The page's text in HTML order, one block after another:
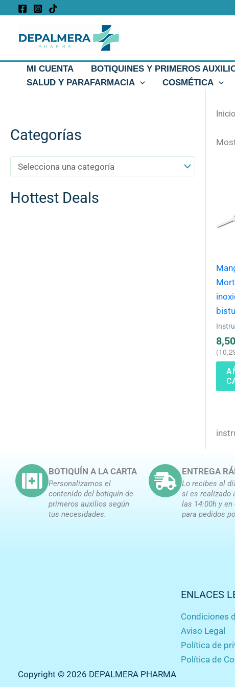
contenido
MI CUENTA BOTIQUINES Y PRIMEROS
SALUD Y PARAFARMACIA
COSMÉTICA
Categorías
Hottest Deals
Inicio
(
BOTIQUÍN A LA CARTA
Personalizamos el
contenido del botiquín de
primeros auxilios según
tus necesidades.
ENTREGA
Lo recibes al
si es realizado
las 14:00h y en
para pedidos
ENLACES
Condiciones
Aviso Legal
Política de
Política de
Copyright © 2026 DEPALMERA PHARMA